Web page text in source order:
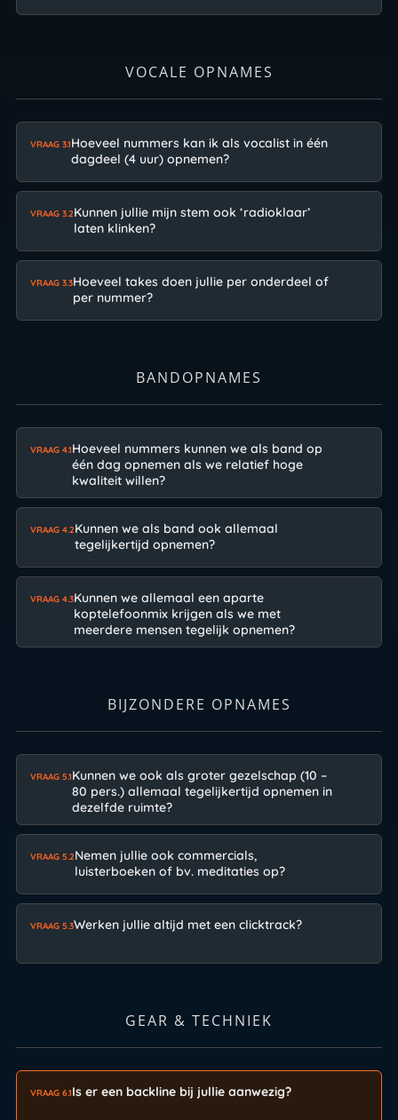
VOCALE OPNAMES
VRAAG 3.1Hoeveel nummers kan ik als vocalist in één
dagdeel (4 uur) opnemen?
VRAAG 3.2Kunnen jullie mijn stem ook ‘radioklaar’
laten klinken?
VRAAG 3.3Hoeveel takes doen jullie per onderdeel of
per nummer?
BANDOPNAMES
VRAAG 4.1Hoeveel nummers kunnen we als band op
één dag opnemen als we relatief hoge
kwaliteit willen?
VRAAG 4.2Kunnen we als band ook allemaal
tegelijkertijd opnemen?
VRAAG 4.3Kunnen we allemaal een aparte
koptelefoonmix krijgen als we met
meerdere mensen tegelijk opnemen?
BIJZONDERE OPNAMES
VRAAG 5.1Kunnen we ook als groter gezelschap (10 –
80 pers.) allemaal tegelijkertijd opnemen in
dezelfde ruimte?
VRAAG 5.2Nemen jullie ook commercials,
luisterboeken of bv. meditaties op?
VRAAG 5.3Werken jullie altijd met een clicktrack?
GEAR & TECHNIEK
VRAAG 6.1Is er een backline bij jullie aanwezig?